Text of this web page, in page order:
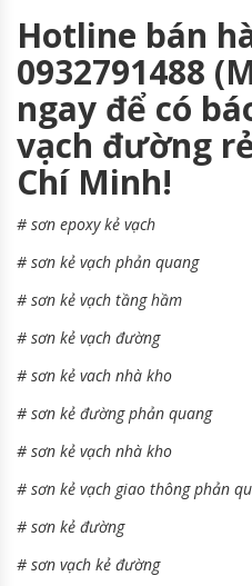
Hotline bán
0932791488
ngay để có
vạch đường
Chí Minh!
# sơn epoxy kẻ vạch
# sơn kẻ vạch phản quang
# sơn kẻ vạch tầng hầm
# sơn kẻ vạch đường
# sơn kẻ vach nhà kho
# sơn kẻ đường phản quang
# sơn kẻ vạch nhà kho
# sơn kẻ vạch giao thông phản
# sơn kẻ đường
# sơn vạch kẻ đường